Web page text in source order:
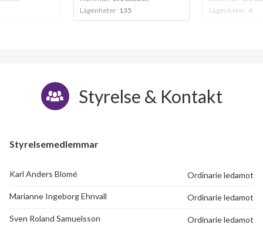
Lägenheter 6
Lägenheter 23
Styrelse & Kontakt
Styrelsemedlemmar
Karl Anders Blomé Ordinarie ledamot
Marianne Ingeborg Ehnvall Ordinarie ledamot
Sven Roland Samuelsson Ordinarie ledamot